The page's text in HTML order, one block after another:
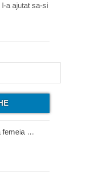
l-a ajutat sa-si
femeia …